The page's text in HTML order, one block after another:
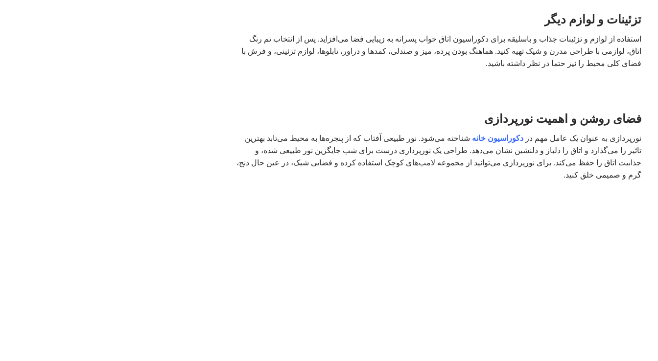
تزئینات و لوازم دیگر
استفاده از لوازم و تزئینات جذاب و باسلیقه برای دکوراسیون اتاق خواب پسرانه به زیبایی فضا می‌افزاید. پس از انتخاب تم رنگ
اتاق، لوازمی با طراحی مدرن و شیک تهیه کنید. هماهنگ بودن پرده، میز و صندلی، کمدها و دراور، تابلوها، لوازم تزئینی، و فرش با
فضای کلی محیط را نیز حتما در نظر داشته باشید.
فضای روشن و اهمیت نورپردازی
نورپردازی به عنوان یک عامل مهم در دکوراسیون خانه شناخته می‌شود. نور طبیعی آفتاب که از پنجره‌ها به محیط می‌تابد بهترین
تاثیر را می‌گذارد و اتاق را دلباز و دلنشین نشان می‌دهد. طراحی یک نورپردازی درست برای شب جایگزین نور طبیعی شده، و
جذابیت اتاق را حفظ می‌کند. برای نورپردازی می‌توانید از مجموعه لامپ‌های کوچک استفاده کرده و فضایی شیک، در عین حال دنج،
گرم و صمیمی خلق کنید.